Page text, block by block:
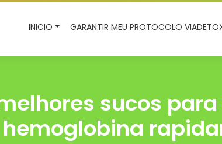
INICIO GARANTIR MEU PROTOCOLO
sucos
hemoglobina